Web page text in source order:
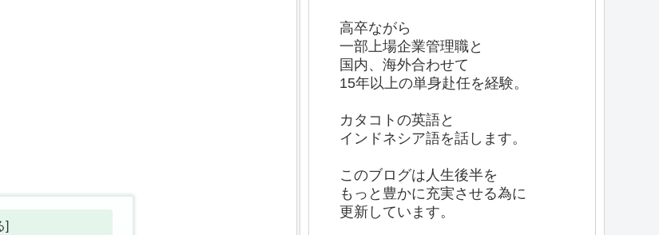
高卒ながら
一部上場企業管理職と
国内、海外合わせて
15年以上の単身赴任を経験。
カタコトの英語と
インドネシア語を話します。
このブログは人生後半を
もっと豊かに充実させる為に
更新しています。